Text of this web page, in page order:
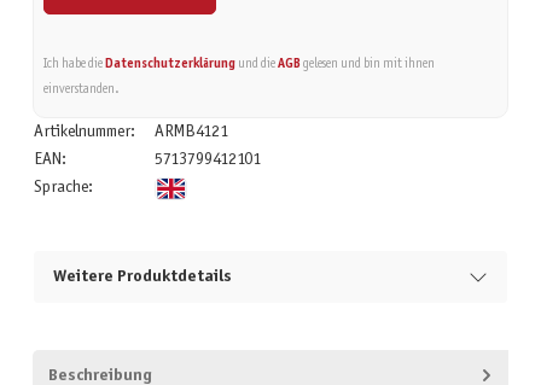
Ich habe die Datenschutzerklärungund die AGBgelesen und bin mit ihnen
einverstanden.
Artikelnummer:
ARMB4121
EAN:
5713799412101
Sprache:
Weitere Produktdetails
Beschreibung